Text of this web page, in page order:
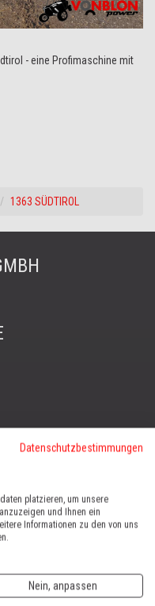
- eine Profimaschine mit
1363 SÜDTIROL
Datenschutzbestimmungen
platzieren, um unsere
und Ihnen ein
Informationen zu den von uns
Nein, anpassen